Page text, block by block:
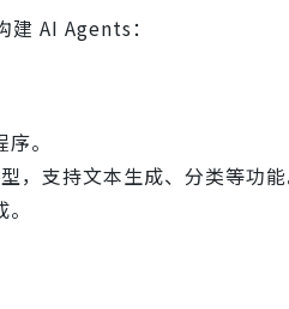
AI Agents：
。
支持文本生成、分类等功能